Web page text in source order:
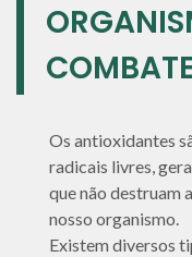
Os antioxidantes
radicais livres,
que não destruam
nosso organismo.
Existem diversos